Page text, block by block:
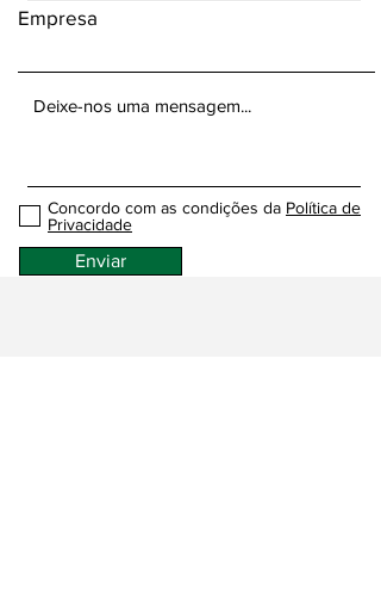
Empresa
Concordo com as condições da Política de
Privacidade
Enviar